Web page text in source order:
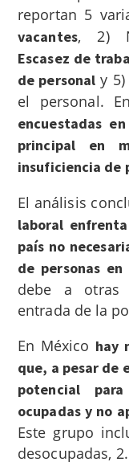
reportan 5
vacantes, 2)
Escasez de
de personal y
el personal.
encuestadas
principal en
insuficiencia de
El análisis
laboral
país no
de personas
debe a otras
entrada de la
En México hay
que, a pesar de
potencial
ocupadas y no
Este grupo
desocupadas,